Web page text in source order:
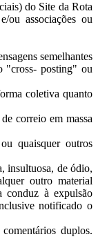
do Site da Rota
ou associações ou
semelhantes
"cross- posting" ou
coletiva quanto
correio em massa
quaisquer outros
insultuosa, de ódio,
outro material
à expulsão
notificado o
duplos.